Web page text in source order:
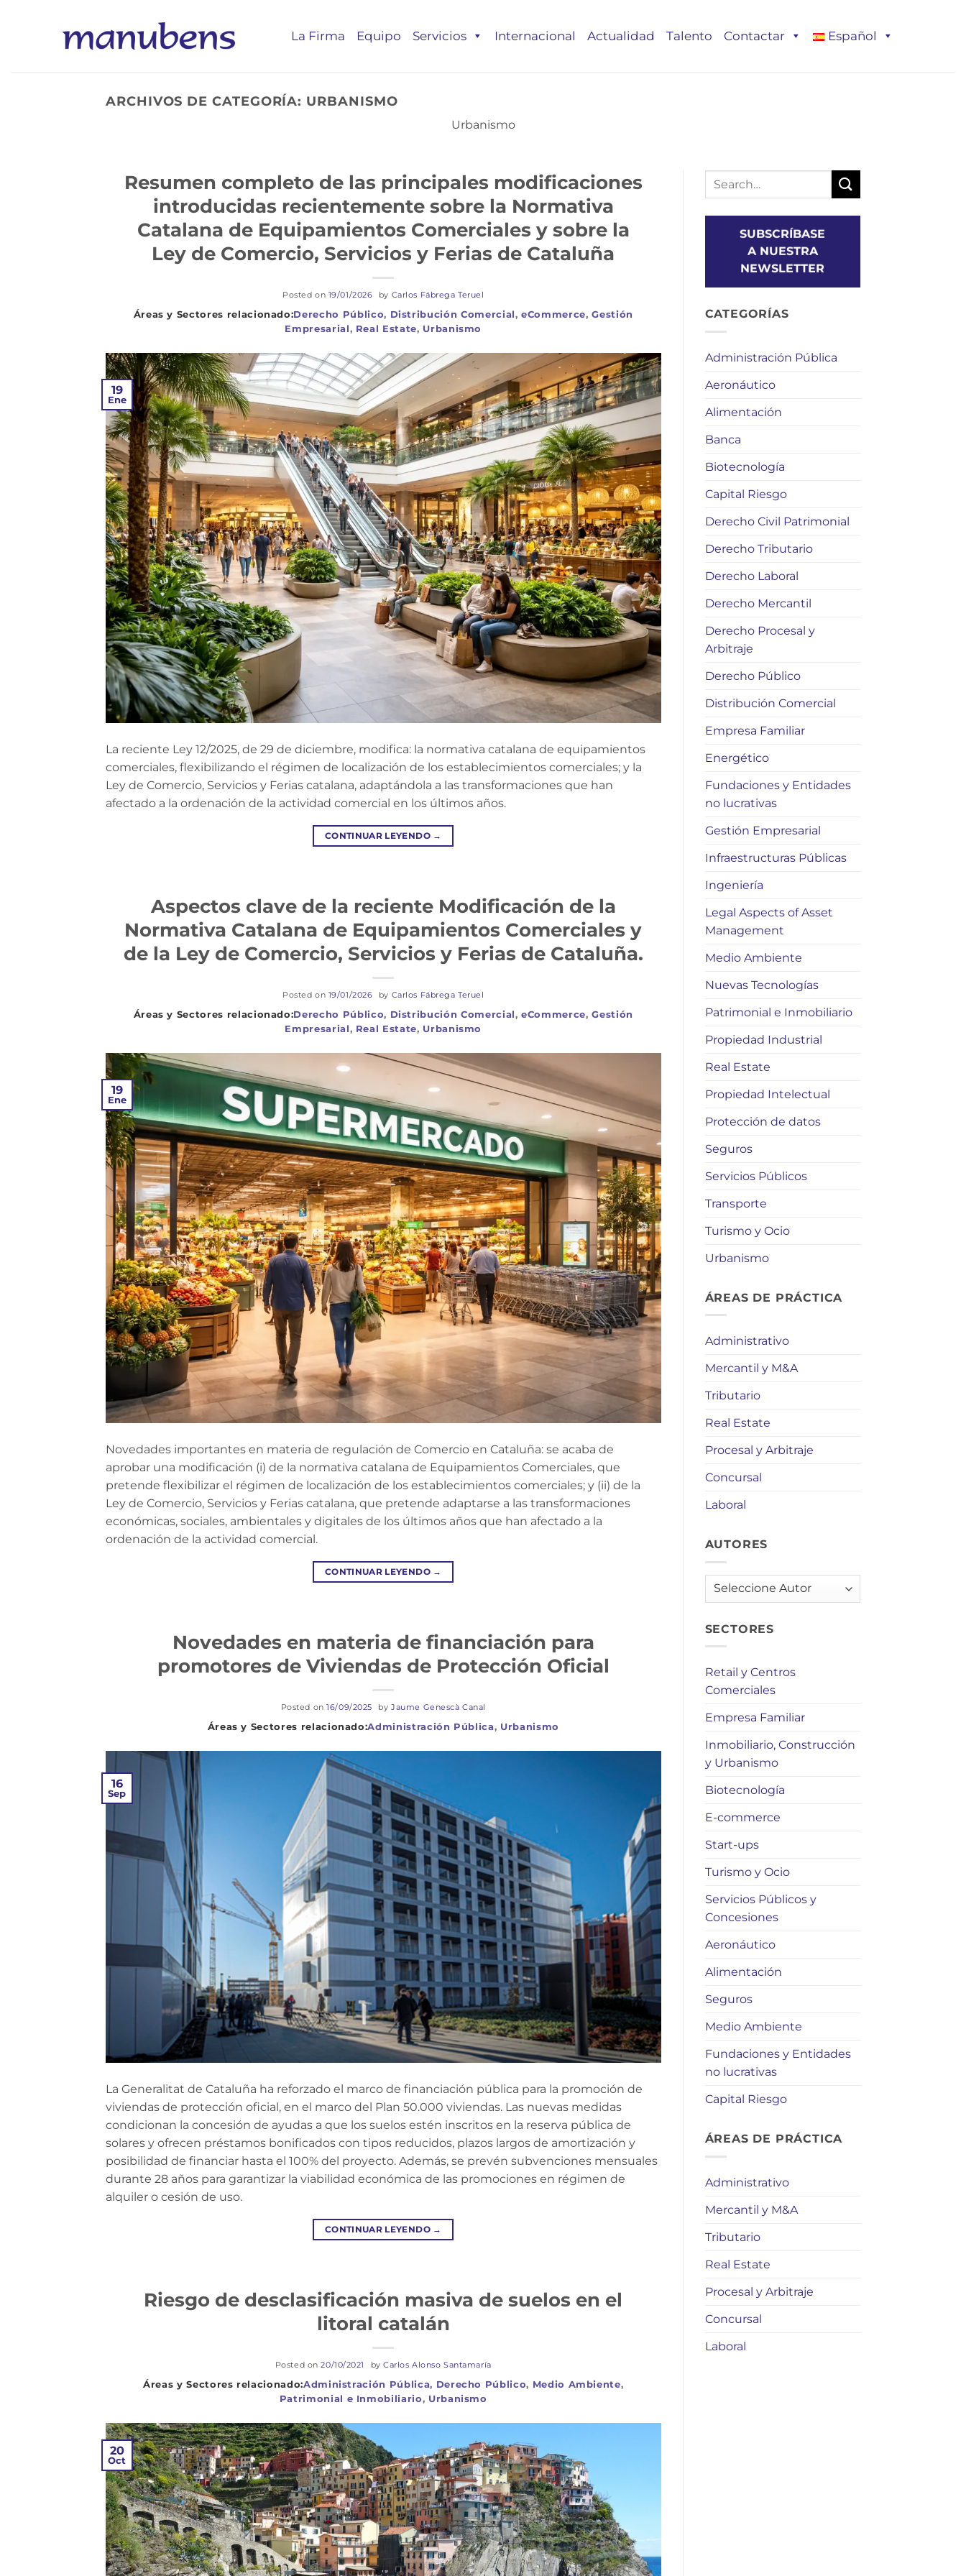
La Firma Equipo Servicios Internacional Actualidad Talento Contactar Español
ARCHIVOS DE CATEGORÍA: URBANISMO
Urbanismo
Derecho Público, Distribución Comercial,eCommerce,Gestión
Empresarial, Real Estate, Urbanismo
Resumen completo de las principales modificaciones
introducidas recientemente sobre la Normativa
Catalana de Equipamientos Comerciales y sobre la
Ley de Comercio, Servicios y Ferias de Cataluña
Posted on 19/01/2026 by Carlos Fábrega Teruel
19
Ene
La reciente Ley 12/2025, de 29 de diciembre, modifica: la normativa catalana de equipamientos
comerciales, flexibilizando el régimen de localización de los establecimientos comerciales; y la
Ley de Comercio, Servicios y Ferias catalana, adaptándola a las transformaciones que han
afectado a la ordenación de la actividad comercial en los últimos años.
CONTINUAR LEYENDO →
Derecho Público, Distribución Comercial,eCommerce,Gestión
Empresarial, Real Estate, Urbanismo
Aspectos clave de la reciente Modificación de la
Normativa Catalana de Equipamientos Comerciales y
de la Ley de Comercio, Servicios y Ferias de Cataluña.
Posted on 19/01/2026 by Carlos Fábrega Teruel
19
Ene
Novedades importantes en materia de regulación de Comercio en Cataluña: se acaba de
aprobar una modificación (i) de la normativa catalana de Equipamientos Comerciales, que
pretende flexibilizar el régimen de localización de los establecimientos comerciales; y (ii) de la
Ley de Comercio, Servicios y Ferias catalana, que pretende adaptarse a las transformaciones
económicas, sociales, ambientales y digitales de los últimos años que han afectado a la
ordenación de la actividad comercial.
CONTINUAR LEYENDO →
Administración Pública, Urbanismo
Novedades en materia de financiación para
promotores de Viviendas de Protección Oficial
Posted on16/09/2025 byJaume Genescà Canal
16
Sep
La Generalitat de Cataluña ha reforzado el marco de financiación pública para la promoción de
viviendas de protección oficial, en el marco del Plan 50.000 viviendas. Las nuevas medidas
condicionan la concesión de ayudas a que los suelos estén inscritos en la reserva pública de
solares y ofrecen préstamos bonificados con tipos reducidos, plazos largos de amortización y
posibilidad de financiar hasta el 100% del proyecto. Además, se prevén subvenciones mensuales
durante 28 años para garantizar la viabilidad económica de las promociones en régimen de
alquiler o cesión de uso.
CONTINUAR LEYENDO →
Administración Pública, Derecho Público, Medio Ambiente,
Patrimonial e Inmobiliario, Urbanismo
Riesgo de desclasificación masiva de suelos en el
litoral catalán
Posted on20/10/2021 byCarlos Alonso Santamaría
20
Oct
SUBSCRÍBASE
A NUESTRA
NEWSLETTER
CATEGORÍAS
Administración Pública
Aeronáutico
Alimentación
Banca
Biotecnología
Capital Riesgo
Derecho Civil Patrimonial
Derecho Tributario
Derecho Laboral
Derecho Mercantil
Derecho Procesal y
Arbitraje
Derecho Público
Distribución Comercial
Empresa Familiar
Energético
Fundaciones y Entidades
no lucrativas
Gestión Empresarial
Infraestructuras Públicas
Ingeniería
Legal Aspects of Asset
Management
Medio Ambiente
Nuevas Tecnologías
Patrimonial e Inmobiliario
Propiedad Industrial
Real Estate
Propiedad Intelectual
Protección de datos
Seguros
Servicios Públicos
Transporte
Turismo y Ocio
Urbanismo
ÁREAS DE PRÁCTICA
Administrativo
Mercantil y M&A
Tributario
Real Estate
Procesal y Arbitraje
Concursal
Laboral
AUTORES
AUTORES
SECTORES
Retail y Centros
Comerciales
Empresa Familiar
Inmobiliario, Construcción
y Urbanismo
Biotecnología
E-commerce
Start-ups
Turismo y Ocio
Servicios Públicos y
Concesiones
Aeronáutico
Alimentación
Seguros
Medio Ambiente
Fundaciones y Entidades
no lucrativas
Capital Riesgo
ÁREAS DE PRÁCTICA
Administrativo
Mercantil y M&A
Tributario
Real Estate
Procesal y Arbitraje
Concursal
Laboral